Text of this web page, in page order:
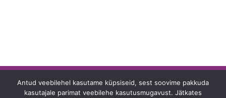
Linnutiivul OÜ
Antud veebilehel kasutame küpsiseid, sest soovime pakkuda
kasutajale parimat veebilehe kasutusmugavust. Jätkates